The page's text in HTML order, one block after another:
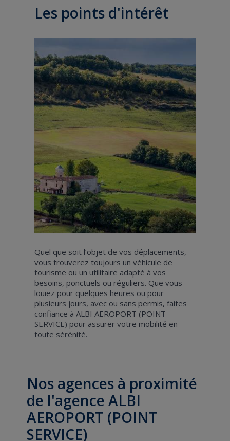
Les points d'intérêt
Quel que soit l’objet de vos déplacements,
vous trouverez toujours un véhicule de
tourisme ou un utilitaire adapté à vos
besoins, ponctuels ou réguliers. Que vous
louiez pour quelques heures ou pour
plusieurs jours, avec ou sans permis, faites
confiance à ALBI AEROPORT (POINT
SERVICE) pour assurer votre mobilité en
toute sérénité.
Nos agences à proximité
de l'agence ALBI
AEROPORT (POINT
SERVICE)